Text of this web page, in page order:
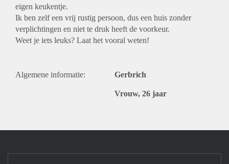
eigen keukentje.
Ik ben zelf een vrij rustig persoon, dus een huis zonder
verplichtingen en niet te druk heeft de voorkeur.
Weet je iets leuks? Laat het vooral weten!
Algemene informatie: Gerbrich
Vrouw, 26 jaar